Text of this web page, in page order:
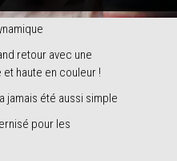
Ixina de Lons-
retour avec une
haute en couleur !
jamais été aussi simple
pour les